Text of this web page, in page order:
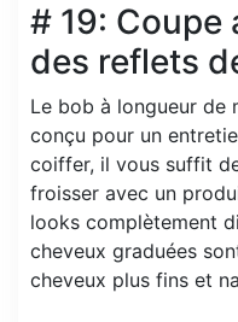
# 19: Coupe
des reflets
Le bob à longueur de
conçu pour un
coiffer, il vous suffit
froisser avec un
looks complètement
cheveux graduées
cheveux plus fins et